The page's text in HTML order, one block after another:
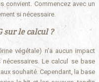
convient. Commencez avec un
si nécessaire.
sur le calcul ?
végétale) n’a aucun impact
Le calcul se base
souhaité. Cependant, la base